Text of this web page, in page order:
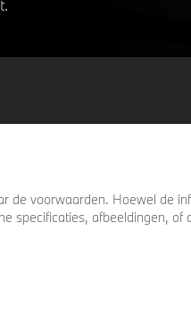
de voorwaarden. Hoewel de
specificaties, afbeeldingen,